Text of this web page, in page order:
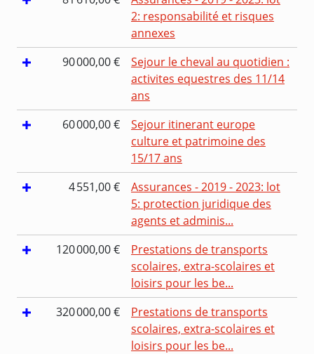
2: responsabilité et risques
annexes
90 000,00 €
Sejour le cheval au quotidien :
activites equestres des 11/14
ans
60 000,00 €
Sejour itinerant europe
culture et patrimoine des
15/17 ans
4 551,00 €
Assurances - 2019 - 2023: lot
5: protection juridique des
agents et adminis...
120 000,00 €
Prestations de transports
scolaires, extra-scolaires et
loisirs pour les be...
320 000,00 €
Prestations de transports
scolaires, extra-scolaires et
loisirs pour les be...